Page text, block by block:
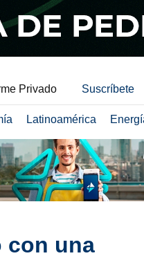
Privado Suscríbete
Latinoamérica
con una